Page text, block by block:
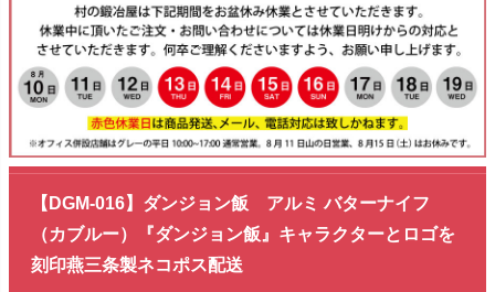
【DGM-016】ダンジョン飯 アルミ バターナイフ
（カブルー）『ダンジョン飯』キャラクターとロゴを
刻印燕三条製ネコポス配送